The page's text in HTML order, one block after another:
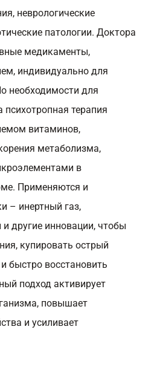
неврологические
патологии. Доктора
медикаменты,
индивидуально для
необходимости для
психотропная терапия
витаминов,
метаболизма,
в
Применяются и
– инертный газ,
другие инновации, чтобы
купировать острый
быстро восстановить
подход активирует
повышает
и усиливает